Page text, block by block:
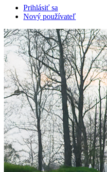
Prihlásiť sa
Nový používateľ